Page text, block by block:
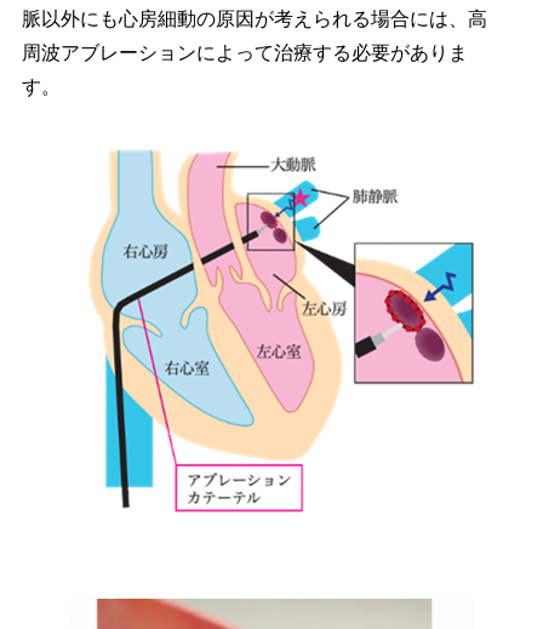
脈以外にも心房細動の原因が考えられる場合には、高
周波アブレーションによって治療する必要がありま
す。